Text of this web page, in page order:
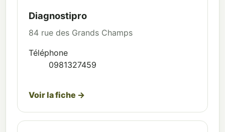
Diagnostipro
84 rue des Grands Champs
Téléphone
0981327459
Voir la fiche →